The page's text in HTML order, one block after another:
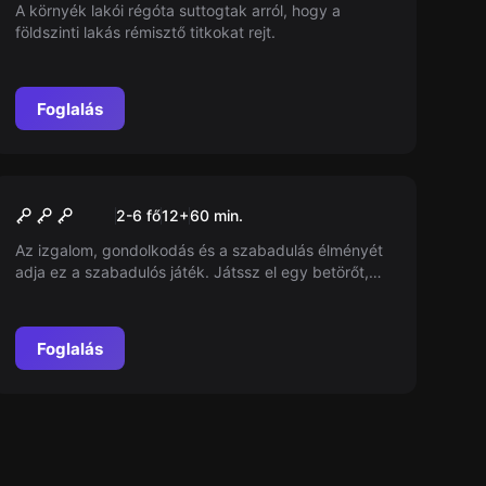
A környék lakói régóta suttogtak arról, hogy a
földszinti lakás rémisztő titkokat rejt.
Foglalás
Szemfüles betörő - avagy
Mit érezhet egy tolvaj
munka közben
2-6 fő12+60 min.
Az izgalom, gondolkodás és a szabadulás élményét
adja ez a szabadulós játék. Játssz el egy betörőt,
és menekülj meg!
Foglalás